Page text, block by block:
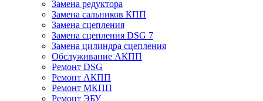
Замена редуктора
Замена сальников КПП
Замена сцепления
Замена сцепления DSG 7
Замена цилиндра сцепления
Обслуживание АКПП
Ремонт DSG
Ремонт АКПП
Ремонт МКПП
Ремонт ЭБУ